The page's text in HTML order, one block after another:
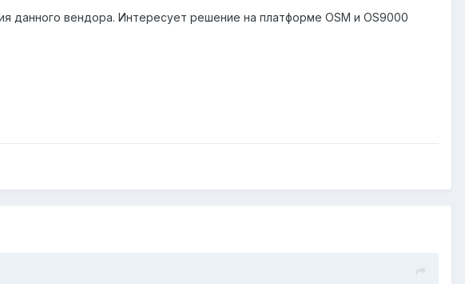
данного вендора. Интересует решение на платформе OSM и OS9000